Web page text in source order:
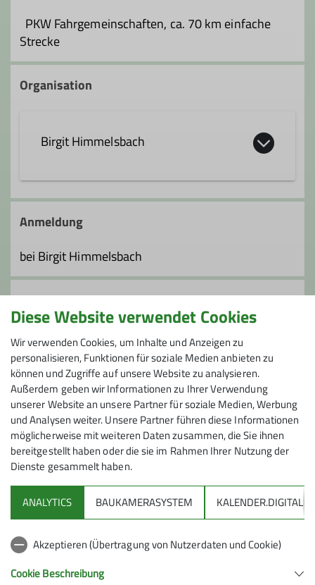
PKW Fahrgemeinschaften, ca. 70 km einfache
Strecke
Organisation
Birgit Himmelsbach
Qualifikationen
Trainer*in C Skibergsteigen
Tourenleiter*in
Anmeldung
bei Birgit Himmelsbach
Anmeldung bis
19.02.2025
Maximale Teilnehmeranzahl
7
DAV Infos zu Bergsport allgemein
Diese Website verwendet Cookies
Wir verwenden Cookies, um Inhalte und Anzeigen zu
personalisieren, Funktionen für soziale Medien anbieten zu
können und Zugriffe auf unsere Website zu analysieren.
Außerdem geben wir Informationen zu Ihrer Verwendung
unserer Website an unsere Partner für soziale Medien, Werbung
und Analysen weiter. Unsere Partner führen diese Informationen
möglicherweise mit weiteren Daten zusammen, die Sie ihnen
bereitgestellt haben oder die sie im Rahmen Ihrer Nutzung der
Dienste gesammelt haben.
ANALYTICS BAUKAMERASYSTEM KALENDER.DIGITAL
Akzeptieren (Übertragung von Nutzerdaten und Cookie)
Cookie Beschreibung